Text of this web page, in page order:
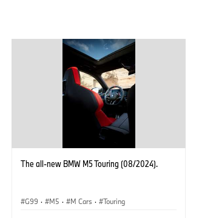
The all-new BMW M5 Touring (08/2024).
G99 · M5 · M Cars · Touring